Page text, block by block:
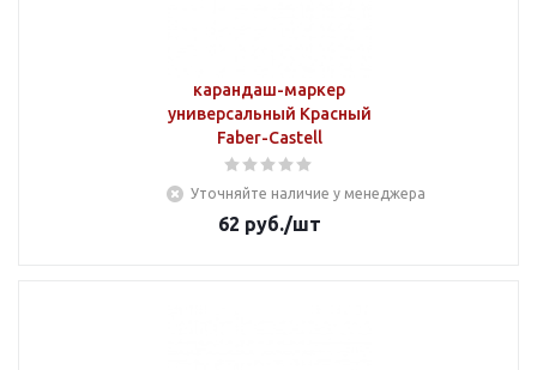
карандаш-маркер
универсальный Красный
Faber-Castell
Уточняйте наличие у менеджера
62 руб./шт